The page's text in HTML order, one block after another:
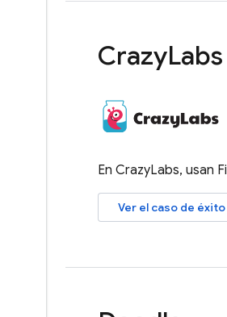
CrazyLabs
En CrazyLabs, usan
Ver el caso de